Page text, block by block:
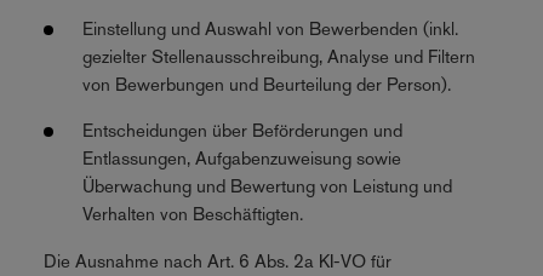
Einstellung und Auswahl von Bewerbenden (inkl.
gezielter Stellenausschreibung, Analyse und Filtern
von Bewerbungen und Beurteilung der Person).
Entscheidungen über Beförderungen und
Entlassungen, Aufgabenzuweisung sowie
Überwachung und Bewertung von Leistung und
Verhalten von Beschäftigten.
Die Ausnahme nach Art. 6 Abs. 2a KI-VO für